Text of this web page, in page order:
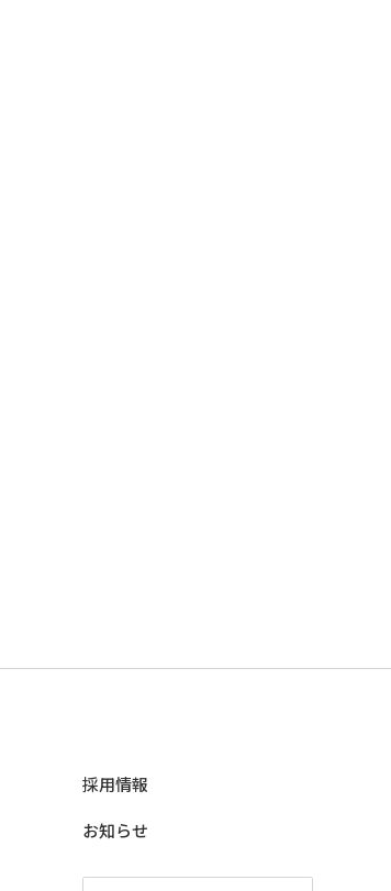
採用情報
お知らせ